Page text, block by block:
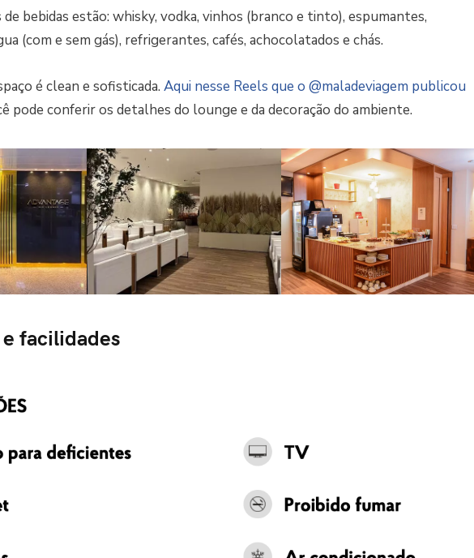
bebidas estão: whisky, vodka, vinhos (branco e tinto), espumantes,
(com e sem gás), refrigerantes, cafés, achocolatados e chás.
é clean e sofisticada. Aqui nesse Reels que o @maladeviagem publicou
pode conferir os detalhes do lounge e da decoração do ambiente.
facilidades